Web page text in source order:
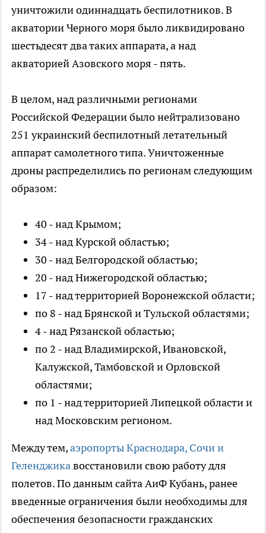
уничтожили одиннадцать беспилотников. В
акватории Черного моря было ликвидировано
шестьдесят два таких аппарата, а над
акваторией Азовского моря - пять.
В целом, над различными регионами
Российской Федерации было нейтрализовано
251 украинский беспилотный летательный
аппарат самолетного типа. Уничтоженные
дроны распределились по регионам следующим
образом:
40 - над Крымом;
34 - над Курской областью;
30 - над Белгородской областью;
20 - над Нижегородской областью;
17 - над территорией Воронежской области;
по 8 - над Брянской и Тульской областями;
4 - над Рязанской областью;
по 2 - над Владимирской, Ивановской,
Калужской, Тамбовской и Орловской
областями;
по 1 - над территорией Липецкой области и
над Московским регионом.
Между тем,аэропорты Краснодара, Сочи и
Геленджикавосстановили свою работу для
полетов. По данным сайта АиФ Кубань, ранее
введенные ограничения были необходимы для
обеспечения безопасности гражданских